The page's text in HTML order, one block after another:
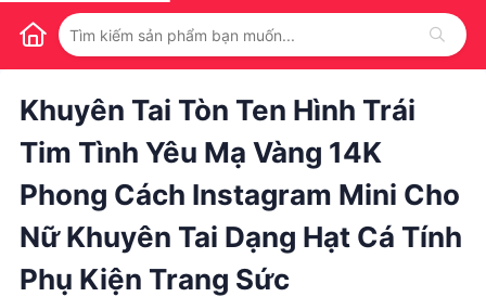
1 /
Khuyên Tai Tòn Ten Hình Trái
Tim Tình Yêu Mạ Vàng 14K
Phong Cách Instagram Mini Cho
Nữ Khuyên Tai Dạng Hạt Cá Tính
Phụ Kiện Trang Sức